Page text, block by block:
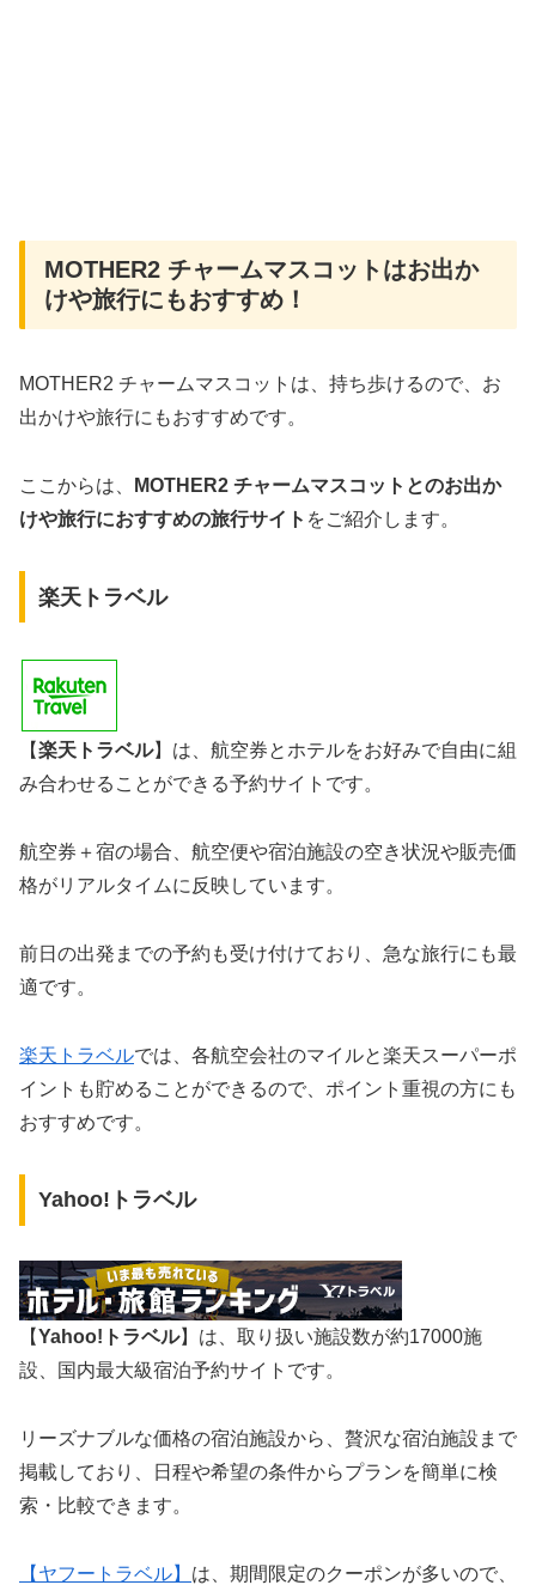
MOTHER2 チャームマスコットはお出か
けや旅行にもおすすめ！
MOTHER2 チャームマスコットは、持ち歩けるので、お
出かけや旅行にもおすすめです。
ここからは、
MOTHER2 チャームマスコットとのお出か
けや旅行におすすめの旅行サイト をご紹介します。
楽天トラベル
【楽天トラベル】は、航空券とホテルをお好みで自由に組
み合わせることができる予約サイトです。
航空券＋宿の場合、航空便や宿泊施設の空き状況や販売価
格がリアルタイムに反映しています。
前日の出発までの予約も受け付けており、急な旅行にも最
適です。
楽天トラベルでは、各航空会社のマイルと楽天スーパーポ
イントも貯めることができるので、ポイント重視の方にも
おすすめです。
Yahoo!トラベル
【Yahoo!トラベル】は、取り扱い施設数が約17000施
設、国内最大級宿泊予約サイトです。
リーズナブルな価格の宿泊施設から、贅沢な宿泊施設まで
掲載しており、日程や希望の条件からプランを簡単に検
索・比較できます。
【ヤフートラベル】 は、期間限定のクーポンが多いので、